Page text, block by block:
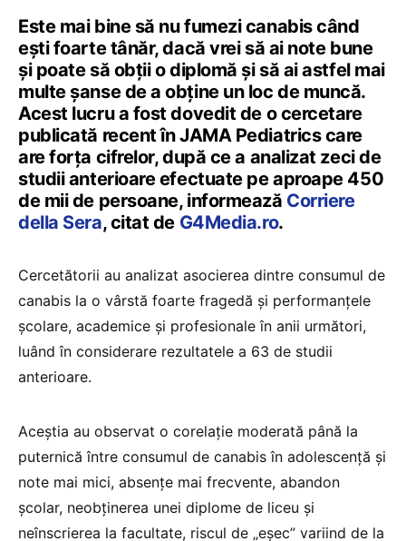
Este mai bine să nu fumezi canabis când
ești foarte tânăr, dacă vrei să ai note bune
și poate să obții o diplomă și să ai astfel mai
multe șanse de a obține un loc de muncă.
Acest lucru a fost dovedit de o cercetare
publicată recent în JAMA Pediatrics care
are forța cifrelor, după ce a analizat zeci de
studii anterioare efectuate pe aproape 450
de mii de persoane, informează Corriere
della Sera, citat de G4Media.ro.
Cercetătorii au analizat asocierea dintre consumul de
canabis la o vârstă foarte fragedă și performanțele
școlare, academice și profesionale în anii următori,
luând în considerare rezultatele a 63 de studii
anterioare.
Aceștia au observat o corelație moderată până la
puternică între consumul de canabis în adolescență și
note mai mici, absențe mai frecvente, abandon
școlar, neobținerea unei diplome de liceu și
neînscrierea la facultate, riscul de „eșec” variind de la